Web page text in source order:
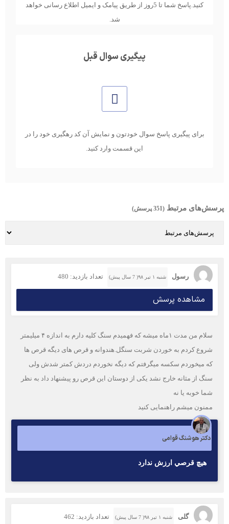
کنید.پاسخ شما تا 5روز از طریق پیامک و ایمیل اطلاع رسانی خواهد
شد.
پیگیری سوال قبل
برای پیگیری پاسخ سوال خودتون و نمایش آن کد رهگیری خود را در
این قسمت وارد کنید.
پرسش‌های مرتبط (351 پرسش)
رسول شنبه ۱ تیر ۹۸( 7 سال پیش) تعداد بازدید: 480
مشاهده پرسش
سلام من مدت ۱ماه میشه که فهمیدم سنگ کلیه دارم به اندازه ۴ میلیمتر
شروع کردم به خوردن شربت سنگل.هندوانه و قرص های دیگه قرص ها
که میخوردم سکسه میگرفتم که دیگه نخوردم دردش کمتر شدش ولی
سنگ از مثانه خارج نشد یکی از دوستان این قرص رو پیشنهاد داد به نظر
شما خوبه یا نه
ممنون میشم راهنمایی کنید
دکتر هوشنگ قوامی
هيچ قرصي ارزش ندارد
گلی شنبه ۱ تیر ۹۸( 7 سال پیش) تعداد بازدید: 462